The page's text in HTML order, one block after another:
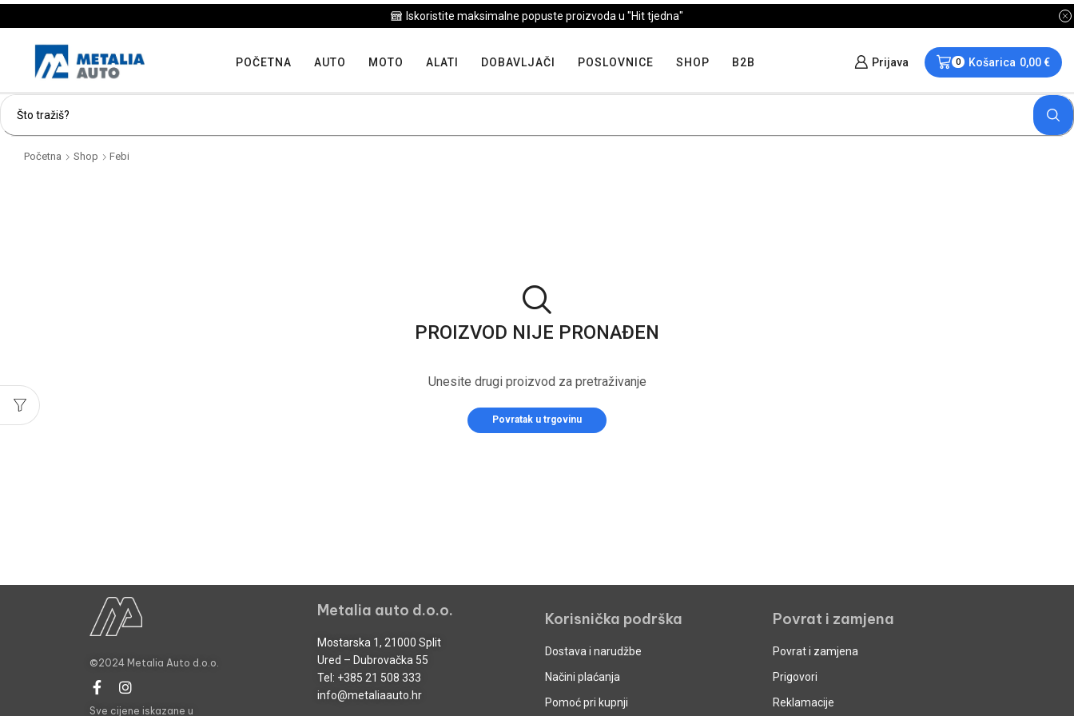
Iskoristite maksimalne popuste proizvoda u "Hit tjedna"
POČETNA AUTO MOTO ALATI DOBAVLJAČI POSLOVNICE SHOP B2B Prijava 0 Košarica 0,00€
Početna Shop Febi
PROIZVOD NIJE PRONAĐEN
Unesite drugi proizvod za pretraživanje
Povratak u trgovinu
©2024 Metalia Auto d.o.o.
Sve cijene iskazane u
Metalia auto d.o.o.
Mostarska 1, 21000 Split
Ured – Dubrovačka 55
Tel: +385 21 508 333
info@metaliaauto.hr
Korisnička podrška
Dostava i narudžbe
Načini plaćanja
Pomoć pri kupnji
Povrat i zamjena
Povrat i zamjena
Prigovori
Reklamacije